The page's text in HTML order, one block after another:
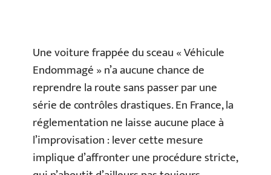
Une voiture frappée du sceau « Véhicule
Endommagé » n’a aucune chance de
reprendre la route sans passer par une
série de contrôles drastiques. En France, la
réglementation ne laisse aucune place à
l’improvisation : lever cette mesure
implique d’affronter une procédure stricte,